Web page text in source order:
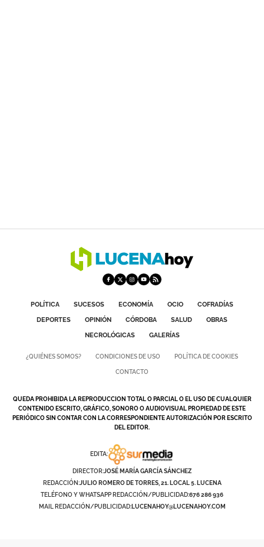
POLÍTICA SUCESOS ECONOMÍA OCIO
COFRADÍAS
DEPORTES
OPINIÓN CÓRDOBA SALUD
OBRAS
NECROLÓGICAS
GALERÍAS
¿QUIÉNES SOMOS? CONDICIONES DE USO POLÍTICA DE COOKIES
CONTACTO
QUEDA PROHIBIDA LA REPRODUCCION TOTAL O PARCIAL O EL USO DE CUALQUIER
CONTENIDO ESCRITO, GRÁFICO, SONORO O AUDIOVISUAL PROPIEDAD DE ESTE
PERIÓDICO SIN CONTAR CON LA CORRESPONDIENTE AUTORIZACIÓN POR ESCRITO
DEL EDITOR.
EDITA:
DIRECTOR:JOSÉ MARÍA GARCÍA SÁNCHEZ
REDACCIÓN:JULIO ROMERO DE TORRES, 21. LOCAL 5. LUCENA
TELÉFONO Y WHATSAPP REDACCIÓN/PUBLICIDAD:676 286 936
MAIL REDACCIÓN/PUBLICIDAD:LUCENAHOY@LUCENAHOY.COM